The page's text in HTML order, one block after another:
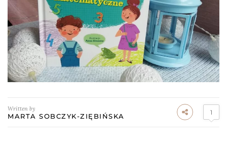
Written by
MARTA SOBCZYK-ZIĘBIŃSKA 1